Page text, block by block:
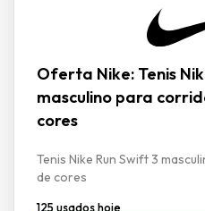
Oferta Nike: Tenis
masculino para
cores
Tenis Nike Run Swift 3
de cores
125 usados hoje